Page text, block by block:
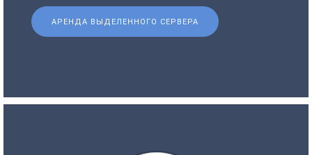
АРЕНДА ВЫДЕЛЕННОГО СЕРВЕРА